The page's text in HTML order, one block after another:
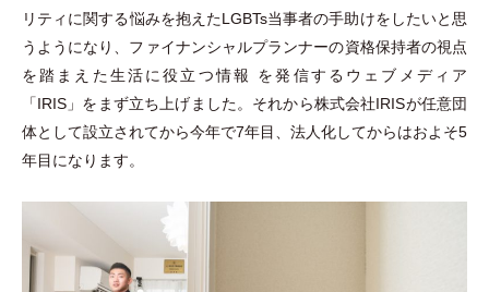
リティに関する悩みを抱えたLGBTs当事者の手助けをしたいと思
うようになり、ファイナンシャルプランナーの資格保持者の視点
を踏まえた生活に役立つ情報 を発信するウェブメディア
「IRIS 」 をまず立ち上げました。それから株式会社IRISが任意団
体として設立されてから今年で7年目、法人化してからはおよそ5
年目になります。